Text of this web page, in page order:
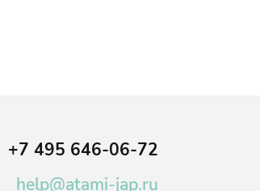
+7 495 646-06-72
help@atami-jap.ru